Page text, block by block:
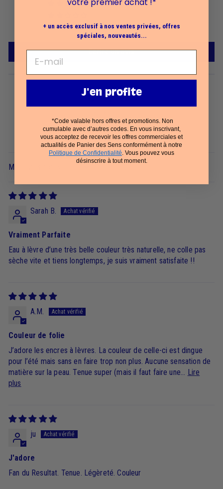
0
Écrire un avis
100.0
Sort by
Sarah B.
Vraiment Parfaite
Eau à lèvre d’une très belle couleur très naturelle, ne colle pas
sèche vite et tiens longtemps, je suis vraiment satisfaite !!
A.M.
Couleur de folie
J’adore les encres à lèvres. La couleur de celle-ci est dingue
pour l’été mais sans en faire trop non plus. Aucune sensation de
matière sur la peau. Tenue super (mais il faut faire une... Lire
plus
ju
J'adore
Fan du Resultat. Tenue. Légèreté. Couleur
+ un accès exclusif à nos ventes privées, offres
spéciales, nouveautés...
J'en profite
*Code valable hors offres et promotions. Non
cumulable avec d’autres codes. En vous inscrivant,
vous acceptez de recevoir les offres commerciales et
actualités de Panier des Sens conformément à notre
Politique de Confidentialité . Vous pouvez vous
désinscrire à tout moment.